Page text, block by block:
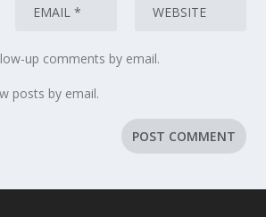
up comments by email.
posts by email.